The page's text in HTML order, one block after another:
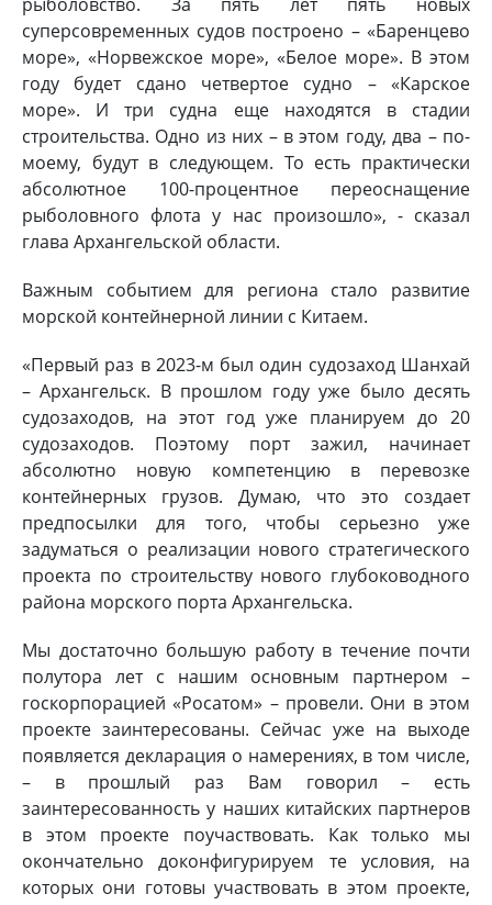
суперсовременных судов построено – «Баренцево
море», «Норвежское море», «Белое море». В этом
году будет сдано четвертое судно – «Карское
море». И три судна еще находятся в стадии
строительства. Одно из них – в этом году, два – по-
моему, будут в следующем. То есть практически
абсолютное 100-процентное переоснащение
рыболовного флота у нас произошло», - сказал
глава Архангельской области.
Важным событием для региона стало развитие
морской контейнерной линии с Китаем.
«Первый раз в 2023-м был один судозаход Шанхай
– Архангельск. В прошлом году уже было десять
судозаходов, на этот год уже планируем до 20
судозаходов. Поэтому порт зажил, начинает
абсолютно новую компетенцию в перевозке
контейнерных грузов. Думаю, что это создает
предпосылки для того, чтобы серьезно уже
задуматься о реализации нового стратегического
проекта по строительству нового глубоководного
района морского порта Архангельска.
Мы достаточно большую работу в течение почти
полутора лет с нашим основным партнером –
госкорпорацией «Росатом» – провели. Они в этом
проекте заинтересованы. Сейчас уже на выходе
появляется декларация о намерениях, в том числе,
– в прошлый раз Вам говорил – есть
заинтересованность у наших китайских партнеров
в этом проекте поучаствовать. Как только мы
окончательно доконфигурируем те условия, на
которых они готовы участвовать в этом проекте,